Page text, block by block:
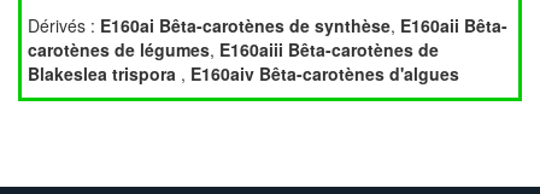
Dérivés : E160ai Bêta-carotènes de synthèse, E160aii Bêta-
carotènes de légumes, E160aiii Bêta-carotènes de
Blakeslea trispora , E160aiv Bêta-carotènes d'algues